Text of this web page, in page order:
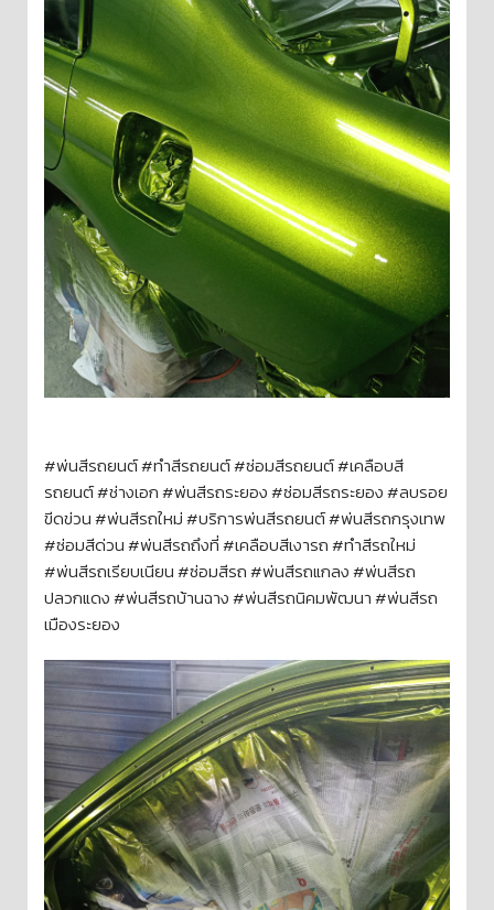
#พ่นสีรถยนต์ #ทำสีรถยนต์ #ซ่อมสีรถยนต์ #เคลือบสี
รถยนต์ #ช่างเอก #พ่นสีรถระยอง #ซ่อมสีรถระยอง #ลบรอย
ขีดข่วน #พ่นสีรถใหม่ #บริการพ่นสีรถยนต์ #พ่นสีรถกรุงเทพ
#ซ่อมสีด่วน #พ่นสีรถถึงที่ #เคลือบสีเงารถ #ทำสีรถใหม่
#พ่นสีรถเรียบเนียน #ซ่อมสีรถ #พ่นสีรถแกลง #พ่นสีรถ
ปลวกแดง #พ่นสีรถบ้านฉาง #พ่นสีรถนิคมพัฒนา #พ่นสีรถ
เมืองระยอง